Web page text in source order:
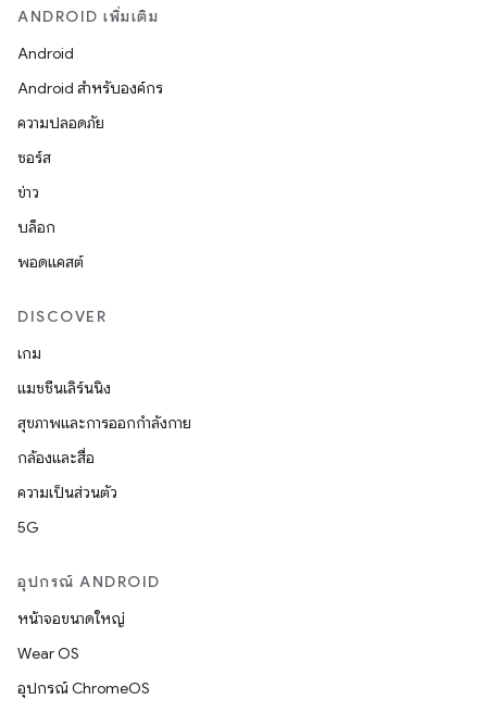
ANDROID เพิ่มเติม
Android
Android สำหรับองค์กร
ความปลอดภัย
ซอร์ส
ข่าว
บล็อก
พอดแคสต์
DISCOVER
เกม
แมชชีนเลิร์นนิง
สุขภาพและการออกกำลังกาย
กล้องและสื่อ
ความเป็นส่วนตัว
5G
อุปกรณ์ ANDROID
หน้าจอขนาดใหญ่
Wear OS
อุปกรณ์ ChromeOS